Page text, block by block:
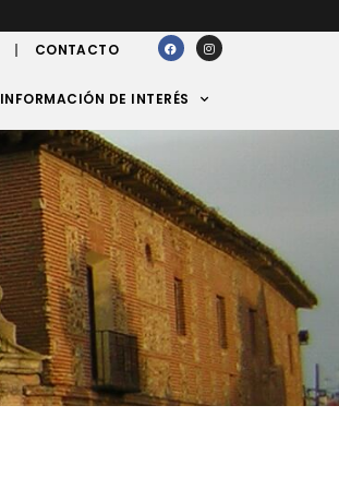
CONTACTO
INFORMACIÓN DE INTERÉS